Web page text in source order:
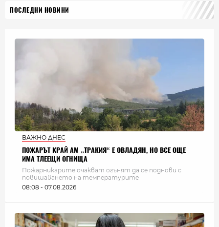
ПОСЛЕДНИ НОВИНИ
ВАЖНО ДНЕС
ПОЖАРЪТ КРАЙ АМ „ТРАКИЯ“ Е ОВЛАДЯН, НО ВСЕ ОЩЕ
ИМА ТЛЕЕЩИ ОГНИЩА
Пожарникарите очакват огънят да се поднови с
повишаването на температурите
08:08 - 07.08.2026